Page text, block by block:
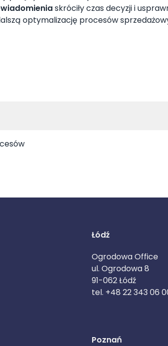
skróciły czas decyzji i
optymalizację procesów
Łódź
Ogrodowa Office
ul. Ogrodowa 8
91-062 Łódź
tel. +48 22 343 06
Poznań